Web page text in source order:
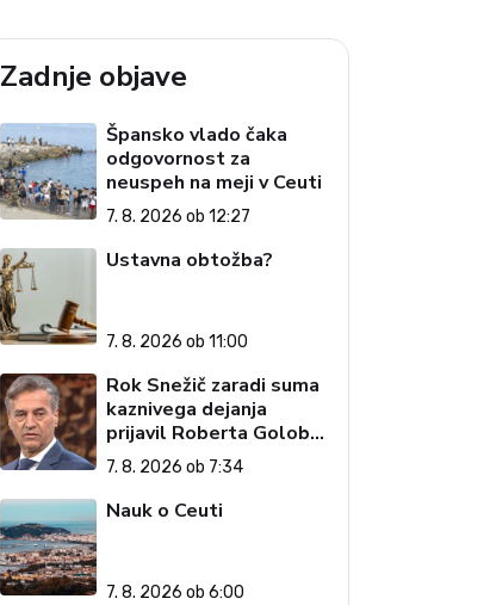
Zadnje objave
Špansko vlado čaka
odgovornost za
neuspeh na meji v Ceuti
7. 8. 2026 ob 12:27
Ustavna obtožba?
7. 8. 2026 ob 11:00
Rok Snežič zaradi suma
kaznivega dejanja
prijavil Roberta Goloba
– 'islamofila'
7. 8. 2026 ob 7:34
Nauk o Ceuti
7. 8. 2026 ob 6:00